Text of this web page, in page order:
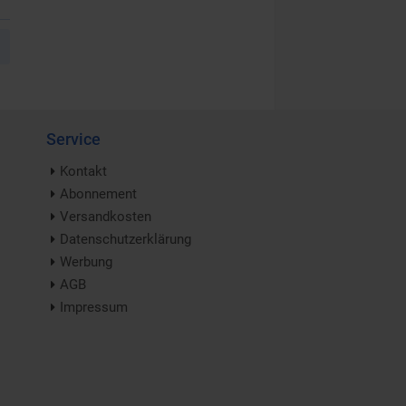
Service
Kontakt
Abonnement
Versandkosten
Datenschutzerklärung
Werbung
AGB
Impressum